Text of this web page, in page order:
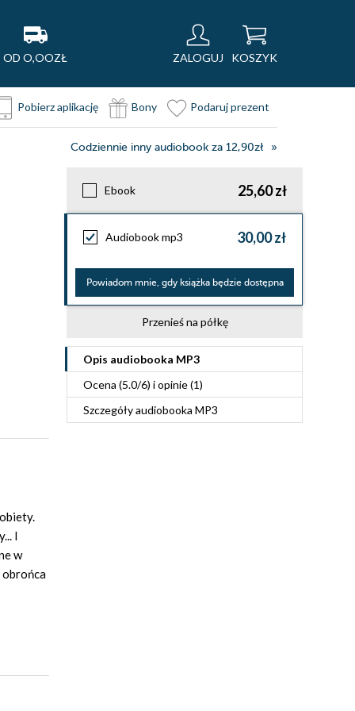
OD O,OOZŁ ZALOGUJ KOSZYK
Pobierz aplikację Bony Podaruj prezent
Codziennie inny audiobook za 12,90zł
Ebook 25,60 zł
Audiobook mp3 30,00 zł
Powiadom mnie, gdy książka będzie dostępna
Przenieś na półkę
Opis audiobooka MP3
Ocena (5.0/6) i opinie (1)
Szczegółyaudiobooka MP3
I
w
obrońca